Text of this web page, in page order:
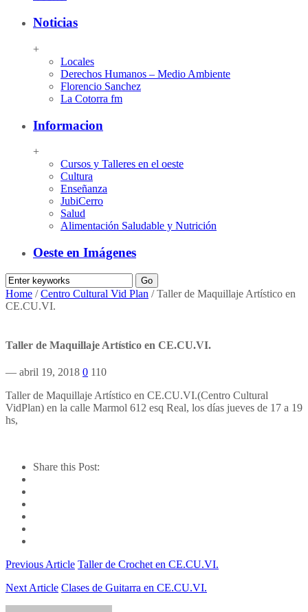
Noticias
+
Locales
Derechos Humanos – Medio Ambiente
Florencio Sanchez
La Cotorra fm
Informacion
+
Cursos y Talleres en el oeste
Cultura
Enseñanza
JubiCerro
Salud
Alimentación Saludable y Nutrición
Oeste en Imágenes
Home /Centro Cultural Vid Plan /Taller de Maquillaje Artístico en
CE.CU.VI.
Taller de Maquillaje Artístico en CE.CU.VI.
— abril 19, 2018 0 110
Taller de Maquillaje Artístico en CE.CU.VI.(Centro Cultural
VidPlan) en la calle Marmol 612 esq Real, los días jueves de 17 a 19
hs,
Share this Post:
Previous Article Taller de Crochet en CE.CU.VI.
Next Article Clases de Guitarra en CE.CU.VI.